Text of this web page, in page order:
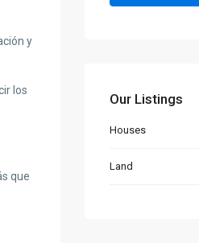
y
los
que
Our Listings
Houses
Land